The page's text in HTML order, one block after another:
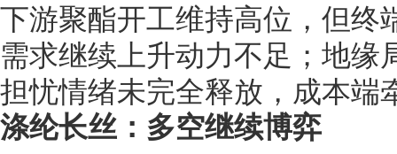
下游聚酯开工维持高位，但终
需求继续上升动力不足；地缘
担忧情绪未完全释放，成本端
涤纶长丝：多空继续博弈